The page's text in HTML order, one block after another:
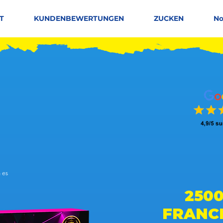
KUNDENBEWERTUNGEN ZUCKEN
es auf 150 Stimmen, Leute mögen es